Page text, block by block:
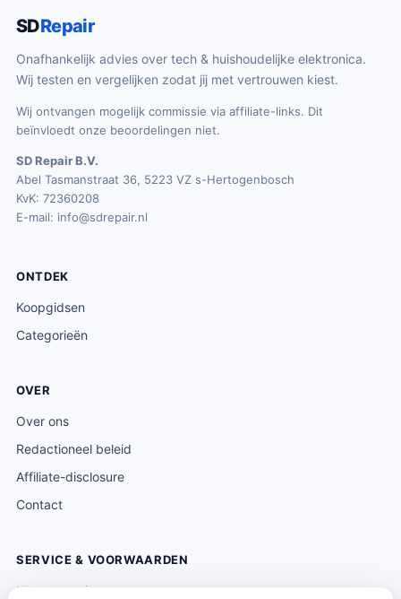
SDRepair
Onafhankelijk advies over tech & huishoudelijke elektronica.
Wij testen en vergelijken zodat jij met vertrouwen kiest.
Wij ontvangen mogelijk commissie via affiliate-links. Dit
beïnvloedt onze beoordelingen niet.
SD Repair B.V.
Abel Tasmanstraat 36, 5223 VZ s-Hertogenbosch
KvK: 72360208
E-mail: info@sdrepair.nl
ONTDEK
Koopgidsen
Categorieën
OVER
Over ons
Redactioneel beleid
Affiliate-disclosure
Contact
SERVICE & VOORWAARDEN
Klantenservice